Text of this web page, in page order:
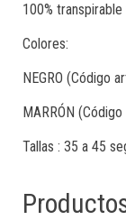
100%
Colores:
NEGRO (Código
MARRÓN
Tallas : 35 a 45